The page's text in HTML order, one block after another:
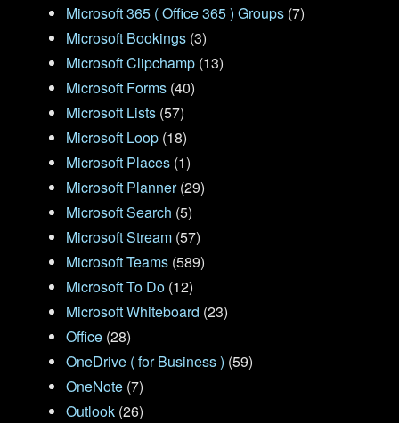
Microsoft 365 ( Office 365 ) Groups (7)
Microsoft Bookings (3)
Microsoft Clipchamp (13)
Microsoft Forms (40)
Microsoft Lists (57)
Microsoft Loop (18)
Microsoft Places (1)
Microsoft Planner(29)
Microsoft Search (5)
Microsoft Stream (57)
Microsoft Teams (589)
Microsoft To Do (12)
Microsoft Whiteboard (23)
Office (28)
OneDrive ( for Business ) (59)
OneNote (7)
Outlook (26)